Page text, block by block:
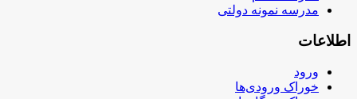
مدرسه نمونه دولتی
اطلاعات
ورود
خوراک ورودی‌ها